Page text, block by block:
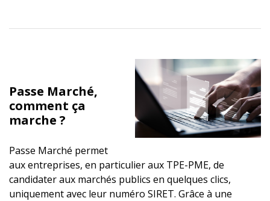
Passe Marché,
comment ça
marche ?
Passe Marché permet
aux entreprises, en particulier aux TPE-PME, de
candidater aux marchés publics en quelques clics,
uniquement avec leur numéro SIRET. Grâce à une